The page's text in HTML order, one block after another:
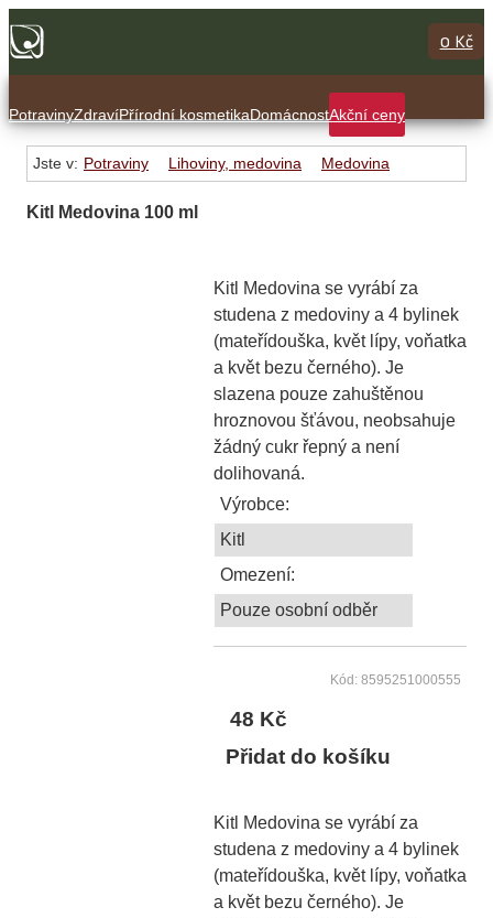
0 Kč
PotravinyZdravíPřírodní kosmetikaDomácnostAkční ceny
Jste v: Potraviny Lihoviny, medovina Medovina
Kitl Medovina 100 ml
Kitl Medovina se vyrábí za
studena z medoviny a 4 bylinek
(mateřídouška, květ lípy, voňatka
a květ bezu černého). Je
slazena pouze zahuštěnou
hroznovou šťávou, neobsahuje
žádný cukr řepný a není
dolihovaná.
Výrobce:
Kitl
Omezení:
Pouze osobní odběr
Kód: 8595251000555
48 Kč
Přidat do košíku
Kitl Medovina se vyrábí za
studena z medoviny a 4 bylinek
(mateřídouška, květ lípy, voňatka
a květ bezu černého). Je